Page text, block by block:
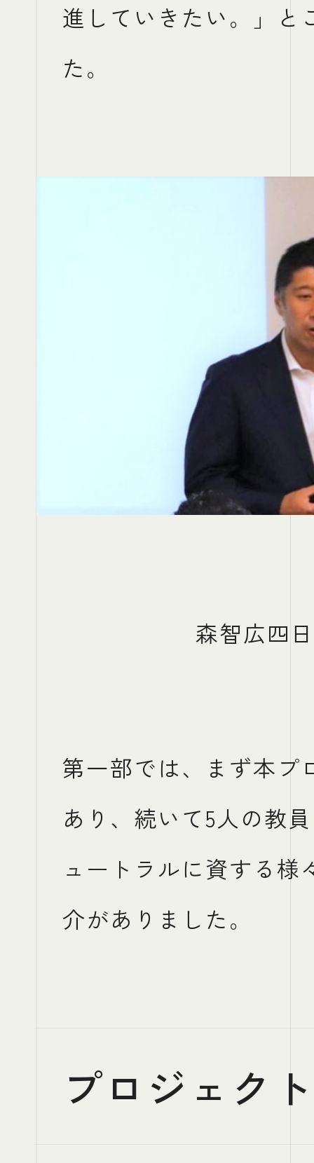
進していきたい。」と
た。
森智広四
第一部では、まず本プ
あり、続いて5人の教
ュートラルに資する様
介がありました。
プロジェク